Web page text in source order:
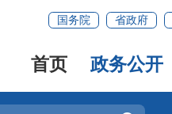
国务院 省政府
首页 政务公开